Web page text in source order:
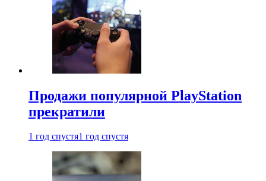
Продажи популярной PlayStation
прекратили
1 год спустя1 год спустя